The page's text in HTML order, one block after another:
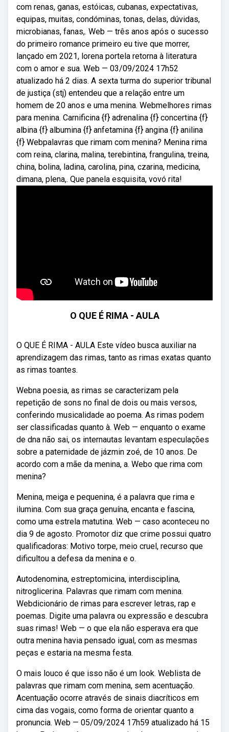
com renas, ganas, estóicas, cubanas, expectativas,
equipas, muitas, condóminas, tonas, delas, dúvidas,
microbianas, fanas,. Web — três anos após o sucesso
do primeiro romance primeiro eu tive que morrer,
lançado em 2021, lorena portela retorna à literatura
com o amor e sua. Web — 03/09/2024 17h52
atualizado há 2 dias. A sexta turma do superior tribunal
de justiça (stj) entendeu que a relação entre um
homem de 20 anos e uma menina. Webmelhores rimas
para menina. Carnificina {f} adrenalina {f} concertina {f}
albina {f} albumina {f} anfetamina {f} angina {f} anilina
{f} Webpalavras que rimam com menina? Menina rima
com reina, clarina, malina, terebintina, frangulina, treina,
china, bolina, ladina, carolina, pina, czarina, medicina,
dimana, plena,. Que panela esquisita, vovó rita!
O QUE É RIMA - AULA
O QUE É RIMA - AULA Este vídeo busca auxiliar na
aprendizagem das rimas, tanto as rimas exatas quanto
as rimas toantes.
Webna poesia, as rimas se caracterizam pela
repetição de sons no final de dois ou mais versos,
conferindo musicalidade ao poema. As rimas podem
ser classificadas quanto à. Web — enquanto o exame
de dna não sai, os internautas levantam especulações
sobre a paternidade de jázmin zoé, de 10 anos. De
acordo com a mãe da menina, a. Webo que rima com
menina?
Menina, meiga e pequenina, é a palavra que rima e
ilumina. Com sua graça genuína, encanta e fascina,
como uma estrela matutina. Web — caso aconteceu no
dia 9 de agosto. Promotor diz que crime possui quatro
qualificadoras: Motivo torpe, meio cruel, recurso que
dificultou a defesa da menina e o.
Autodenomina, estreptomicina, interdisciplina,
nitroglicerina. Palavras que rimam com menina.
Webdicionário de rimas para escrever letras, rap e
poemas. Digite uma palavra ou expressão e descubra
suas rimas! Web — o que ela não esperava era que
outra menina havia pensado igual, com as mesmas
peças e estaria na mesma festa.
O mais louco é que isso não é um look. Weblista de
palavras que rimam com menina, sem acentuação.
Acentuação ocorre através de sinais diacríticos em
cima das vogais, como forma de orientar quanto a
pronuncia. Web — 05/09/2024 17h59 atualizado há 15